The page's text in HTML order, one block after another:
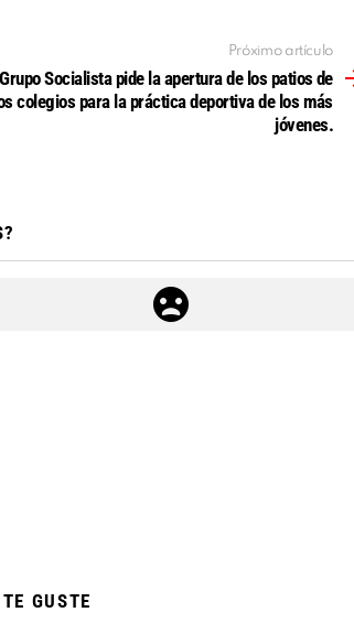
Próximo artículo
Socialista pide la apertura de los patios de
colegios para la práctica deportiva de los más
jóvenes.
GUSTE